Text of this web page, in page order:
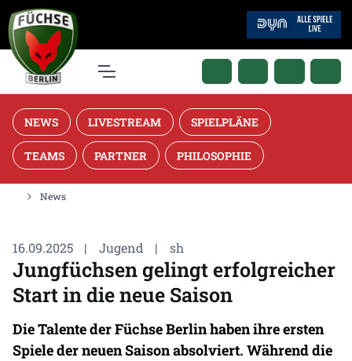
NEWS LIVESTREAM SPIELPLÄNE
TEAMS PARTNER PHILOSOPHIE
News
16.09.2025 | Jugend | sh
Jungfüchsen gelingt erfolgreicher
Start in die neue Saison
Die Talente der Füchse Berlin haben ihre ersten
Spiele der neuen Saison absolviert. Während die